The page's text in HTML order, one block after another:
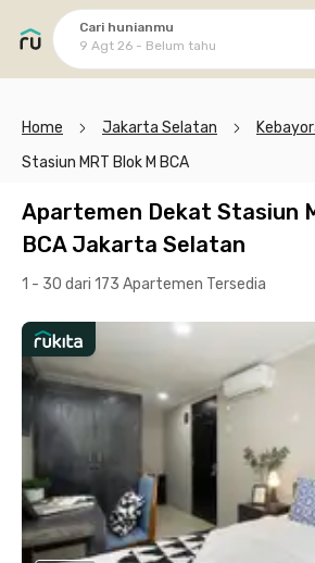
Cari hunianmu
9 Agt 26 - Belum tahu
Home Jakarta Selatan
Stasiun MRT Blok M BCA
Apartemen Dekat Stasiun
BCA Jakarta Selatan
1 - 30 dari 173 Apartemen Tersedia